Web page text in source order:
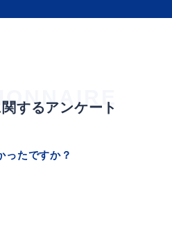
するアンケート
ったですか？